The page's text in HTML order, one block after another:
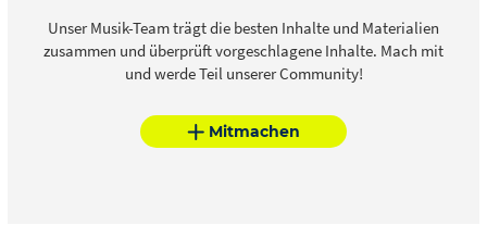
Unser Musik-Team trägt die besten Inhalte und Materialien
zusammen und überprüft vorgeschlagene Inhalte. Mach mit
und werde Teil unserer Community!
Mitmachen